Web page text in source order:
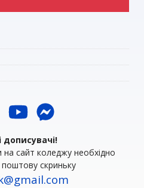
дописувачі!
на сайт коледжу необхідно
скриньку